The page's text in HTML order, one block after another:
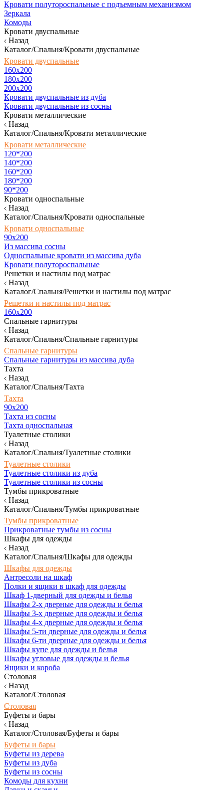
Кровати полутороспальные с подъемным механизмом
Зеркала
Комоды
Кровати двуспальные
Назад
Каталог/Спальня/Кровати двуспальные
Кровати двуспальные
160х200
180x200
200x200
Кровати двуспальные из дуба
Кровати двуспальные из сосны
Кровати металлические
Назад
Каталог/Спальня/Кровати металлические
Кровати металлические
120*200
140*200
160*200
180*200
90*200
Кровати односпальные
Назад
Каталог/Спальня/Кровати односпальные
Кровати односпальные
90х200
Из массива сосны
Односпальные кровати из массива дуба
Кровати полутороспальные
Решетки и настилы под матрас
Назад
Каталог/Спальня/Решетки и настилы под матрас
Решетки и настилы под матрас
160х200
Спальные гарнитуры
Назад
Каталог/Спальня/Спальные гарнитуры
Спальные гарнитуры
Спальные гарнитуры из массива дуба
Тахта
Назад
Каталог/Спальня/Тахта
Тахта
90х200
Тахта из сосны
Тахта односпальная
Туалетные столики
Назад
Каталог/Спальня/Туалетные столики
Туалетные столики
Туалетные столики из дуба
Туалетные столики из сосны
Тумбы прикроватные
Назад
Каталог/Спальня/Тумбы прикроватные
Тумбы прикроватные
Прикроватные тумбы из сосны
Шкафы для одежды
Назад
Каталог/Спальня/Шкафы для одежды
Шкафы для одежды
Антресоли на шкаф
Полки и ящики в шкаф для одежды
Шкаф 1-дверный для одежды и белья
Шкафы 2-х дверные для одежды и белья
Шкафы 3-х дверные для одежды и белья
Шкафы 4-х дверные для одежды и белья
Шкафы 5-ти дверные для одежды и белья
Шкафы 6-ти дверные для одежды и белья
Шкафы купе для одежды и белья
Шкафы угловые для одежды и белья
Ящики и короба
Столовая
Назад
Каталог/Столовая
Столовая
Буфеты и бары
Назад
Каталог/Столовая/Буфеты и бары
Буфеты и бары
Буфеты из дерева
Буфеты из дуба
Буфеты из сосны
Комоды для кухни